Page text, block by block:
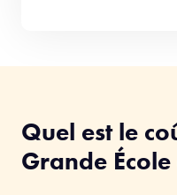
Quel est le
Grande École